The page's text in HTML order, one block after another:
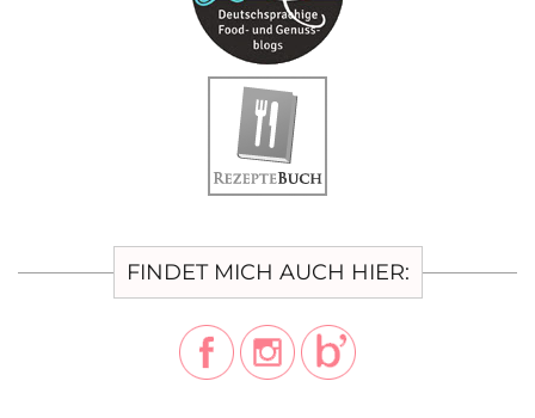
FINDET MICH AUCH HIER: